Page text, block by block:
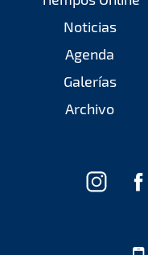
Noticias
Agenda
Galerías
Archivo